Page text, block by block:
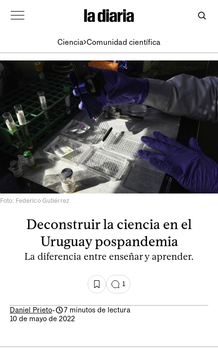
Ciencia Comunidad científica
Foto: Federico Gutiérrez
Deconstruir la ciencia en el
Uruguay pospandemia
La diferencia entre enseñar y aprender.
1
Daniel Prieto-
7 minutos de lectura
10 de mayo de 2022